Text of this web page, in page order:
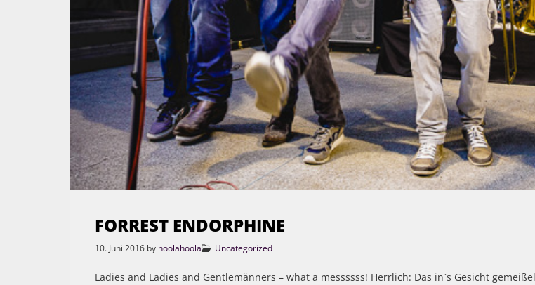
FORREST ENDORPHINE
10. Juni 2016 by hoolahoola Uncategorized
Ladies and Ladies and Gentlemänners – what a messssss! Herrlich: Das in`s Gesicht